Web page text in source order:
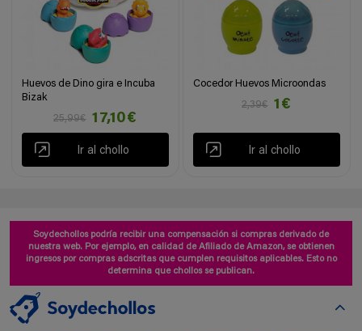
Huevos de Dino gira e Incuba
Bizak
25,99€
17,10€
Ir al chollo
Cocedor Huevos Microondas
2,39€
1€
Ir al chollo
Soydechollos podría recibir una compensación si compras derivado de
nuestra web. Por ejemplo, en calidad de Afiliado de Amazon, se obtienen
ingresos por compras adscritas que cumplen requisitos aplicables. Esto no
determina que chollos se publican.